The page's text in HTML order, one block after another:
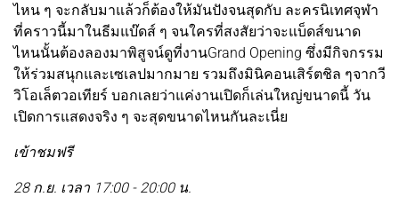
ไหน ๆ จะกลับมาแล้วก็ต้องให้มันปังจนสุดกับ ละครนิเทศจุฬา
ที่คราวนี้มาในธีมแบ๊ดส์ ๆ จนใครที่สงสัยว่าจะแบ็ดส์ขนาด
ไหนนั้นต้องลองมาพิสูจน์ดูที่งานGrand Opening ซึ่งมีกิจกรรม
ให้ร่วมสนุกและเซเลปมากมาย รวมถึงมินิคอนเสิร์ตชิล ๆจากวี
วิโอเล็ตวอเทียร์ บอกเลยว่าแค่งานเปิดก็เล่นใหญ่ขนาดนี้ วัน
เปิดการแสดงจริง ๆ จะสุดขนาดไหนกันละเนี่ย
เข้าชมฟรี
28 ก.ย. เวลา 17:00 - 20:00 น.